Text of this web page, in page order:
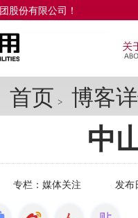
股份有限公司！
首页 > 博客
中
专栏： 媒体关注 发布